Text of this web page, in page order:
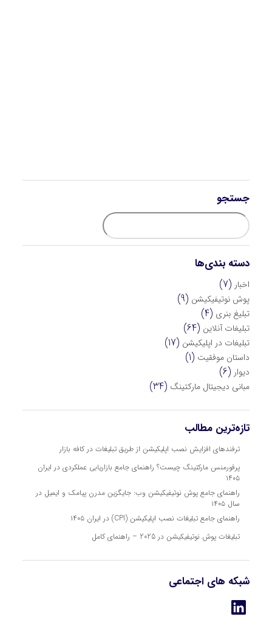
جستجو
دسته بندی‌ها
اخبار (7)
پوش نوتیفیکیشن (9)
تبلیغ بنری (4)
تبلیغات آنلاین (64)
تبلیغات در اپلیکیشن (17)
داستان موفقیت (1)
دیوار (6)
مبانی دیجیتال مارکتینگ (34)
تازه‌ترین مطالب
ترفندهای افزایش نصب اپلیکیشن از طریق تبلیغات در کافه بازار
پرفورمنس مارکتینگ چیست؟ راهنمای جامع بازاریابی عملکردی در ایران
۱۴۰۵
راهنمای جامع پوش نوتیفیکیشن وب: جایگزین مدرن پیامک و ایمیل در
سال ۱۴۰۵
راهنمای جامع تبلیغات نصب اپلیکیشن (CPI) در ایران ۱۴۰۵
تبلیغات پوش نوتیفیکیشن در 2025 – راهنمای کامل
شبکه های اجتماعی